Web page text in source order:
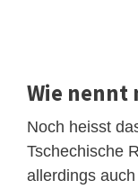
Wie nennt
Noch heisst
Tschechische
allerdings